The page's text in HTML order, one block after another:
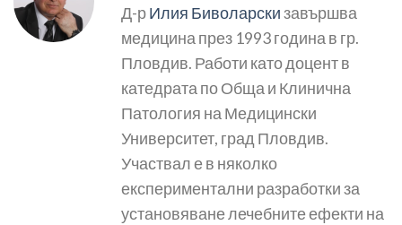
Д-рИлия Биволарскизавършва
медицина през 1993 година в гр.
Пловдив. Работи като доцент в
катедрата по Обща и Клинична
Патология на Медицински
Университет, град Пловдив.
Участвал е в няколко
експериментални разработки за
установяване лечебните ефекти на